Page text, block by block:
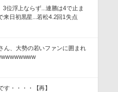
3位浮上ならず...連勝は4で止ま
来日初黒星...若松4.2回1失点
ん、大勢の若いファンに囲まれ
す・・・・【再】